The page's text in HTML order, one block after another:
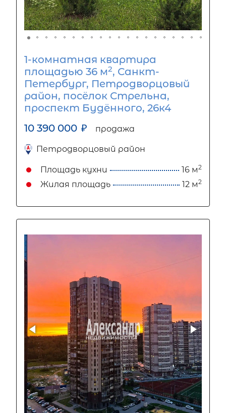
1-комнатная квартира
площадью 36 м2, Санкт-
Петербург, Петродворцовый
район, посёлок Стрельна,
проспект Будённого, 26к4
10 390 000 ₽ продажа
Петродворцовый район
Площадь кухни 16 м2
Жилая площадь 12 м2